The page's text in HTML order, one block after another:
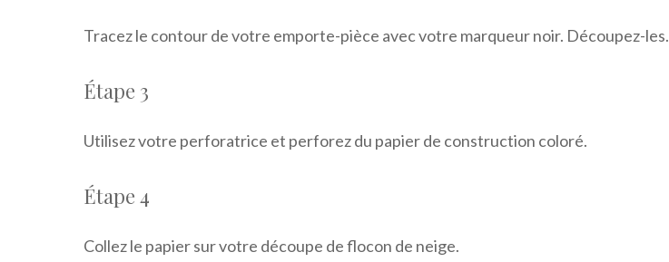
Tracez le contour de votre emporte-pièce avec votre marqueur noir. Découpez-les.
Étape 3
Utilisez votre perforatrice et perforez du papier de construction coloré.
Étape 4
Collez le papier sur votre découpe de flocon de neige.